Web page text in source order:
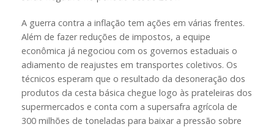
A guerra contra a inflação tem ações em várias frentes.
Além de fazer reduções de impostos, a equipe
econômica já negociou com os governos estaduais o
adiamento de reajustes em transportes coletivos. Os
técnicos esperam que o resultado da desoneração dos
produtos da cesta básica chegue logo às prateleiras dos
supermercados e conta com a supersafra agrícola de
300 milhões de toneladas para baixar a pressão sobre